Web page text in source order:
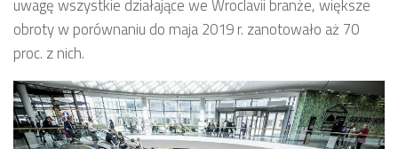
uwagę wszystkie działające we Wroclavii branże, większe
obroty w porównaniu do maja 2019 r. zanotowało aż 70
proc. z nich.